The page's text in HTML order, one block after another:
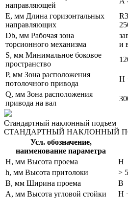
направляющей
E, мм Длина горизонтальных
направляющих
Db, мм Рабочая зона
торсионного механизма
и
S, мм Минимальное боковое
пространство
P, мм Зона расположения
потолочного привода
Н
Q, мм Зона расположения
привода на вал
Стандартный наклонный подъем
СТАНДАРТНЫЙ НАКЛОННЫЙ
Усл. обозначение,
наименование параметра
H, мм Высота проема
H
h, мм Высота притолоки
>
B, мм Ширина проема
B
A, мм Высота угловой стойки
H